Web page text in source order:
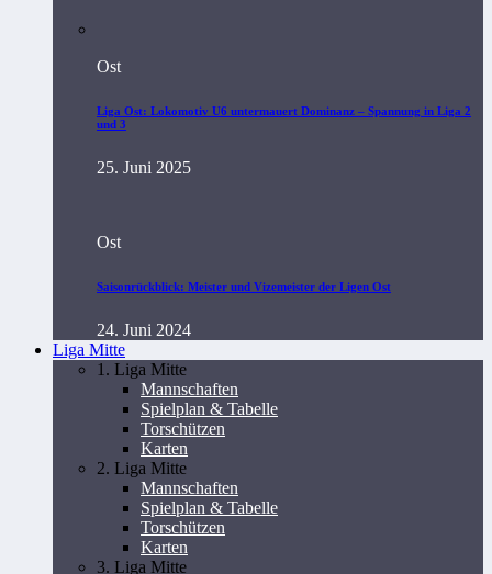
Ost
Liga Ost: Lokomotiv U6 untermauert Dominanz – Spannung in Liga 2
und 3
25. Juni 2025
Ost
Saisonrückblick: Meister und Vizemeister der Ligen Ost
24. Juni 2024
Liga Mitte
1. Liga Mitte
Mannschaften
Spielplan & Tabelle
Torschützen
Karten
2. Liga Mitte
Mannschaften
Spielplan & Tabelle
Torschützen
Karten
3. Liga Mitte